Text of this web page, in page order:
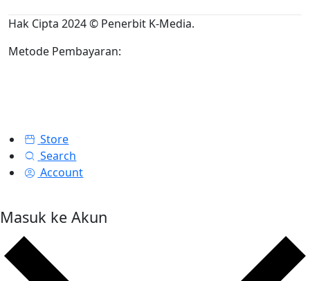
Hak Cipta 2024 © Penerbit K-Media.
Metode Pembayaran:
Store
Search
Account
Masuk ke Akun